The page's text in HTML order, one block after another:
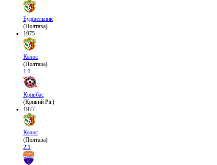
Будівельник
(Полтава)
1975
Колос
(Полтава)
1:1
Кривбас
(Кривий Ріг)
1977
Колос
(Полтава)
2:1